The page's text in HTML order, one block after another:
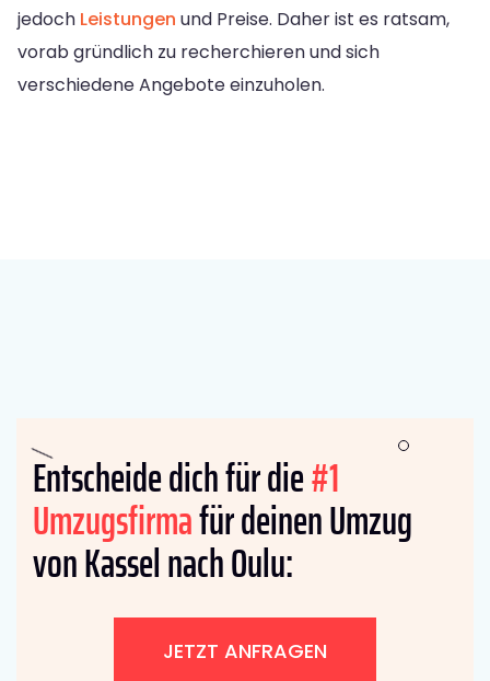
jedoch Leistungen und Preise. Daher ist es ratsam,
vorab gründlich zu recherchieren und sich
verschiedene Angebote einzuholen.
Entscheide dich für die#1
Umzugsfirmafür deinen Umzug
von Kassel nach Oulu:
JETZT ANFRAGEN